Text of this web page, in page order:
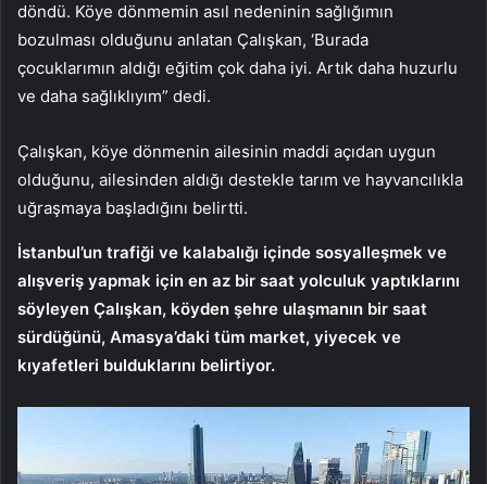
döndü. Köye dönmemin asıl nedeninin sağlığımın
bozulması olduğunu anlatan Çalışkan, ‘Burada
çocuklarımın aldığı eğitim çok daha iyi. Artık daha huzurlu
ve daha sağlıklıyım” dedi.
Çalışkan, köye dönmenin ailesinin maddi açıdan uygun
olduğunu, ailesinden aldığı destekle tarım ve hayvancılıkla
uğraşmaya başladığını belirtti.
İstanbul’un trafiği ve kalabalığı içinde sosyalleşmek ve
alışveriş yapmak için en az bir saat yolculuk yaptıklarını
söyleyen Çalışkan, köyden şehre ulaşmanın bir saat
sürdüğünü, Amasya’daki tüm market, yiyecek ve
kıyafetleri bulduklarını belirtiyor.